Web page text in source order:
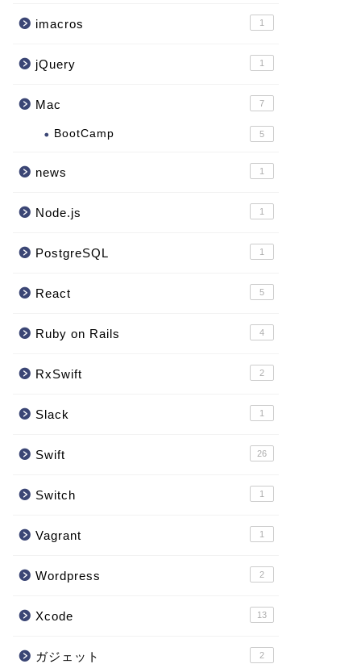
imacros 1
jQuery 1
Mac 7
BootCamp 5
news 1
Node.js 1
PostgreSQL 1
React 5
Ruby on Rails 4
RxSwift 2
Slack 1
Swift 26
Switch 1
Vagrant 1
Wordpress 2
Xcode 13
ガジェット 2